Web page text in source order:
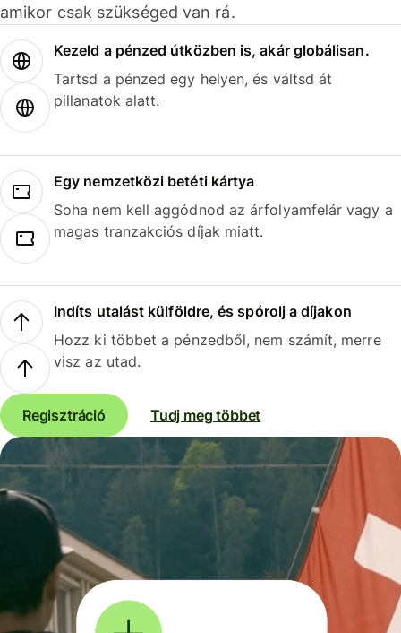
amikor csak szükséged van rá.
Kezeld a pénzed útközben is, akár globálisan.
Tartsd a pénzed egy helyen, és váltsd át
pillanatok alatt.
Egy nemzetközi betéti kártya
Soha nem kell aggódnod az árfolyamfelár vagy a
magas tranzakciós díjak miatt.
Indíts utalást külföldre, és spórolj a díjakon
Hozz ki többet a pénzedből, nem számít, merre
visz az utad.
Regisztráció Tudj meg többet